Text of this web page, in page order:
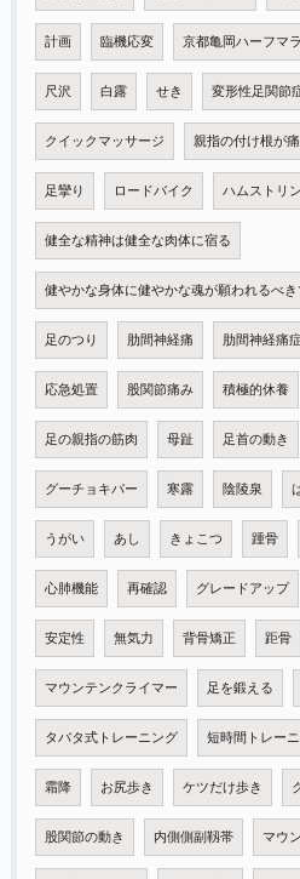
計画 臨機応変 京都亀岡ハーフマ
尺沢 白露 せき 変形性足関節
クイックマッサージ 親指の付け根が
足攣り ロードバイク ハムストリ
健全な精神は健全な肉体に宿る
健やかな身体に健やかな魂が願われるべき
足のつり 肋間神経痛 肋間神経痛
応急処置 股関節痛み 積極的休養
足の親指の筋肉 母趾 足首の動き
グーチョキパー 寒露 陰陵泉
うがい あし きょこつ 踵骨
心肺機能 再確認 グレードアップ
安定性 無気力 背骨矯正 距骨
マウンテンクライマー 足を鍛える
タバタ式トレーニング 短時間トレー
霜降 お尻歩き ケツだけ歩き
股関節の動き 内側側副靱帯 マウ